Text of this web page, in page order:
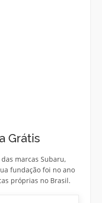
Grátis
marcas Subaru,
fundação foi no ano
próprias no Brasil.